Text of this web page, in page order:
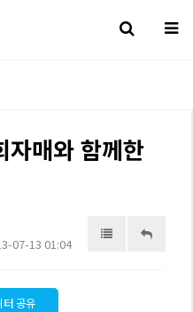
자매와 함께한
07-13 01:04
터 공유